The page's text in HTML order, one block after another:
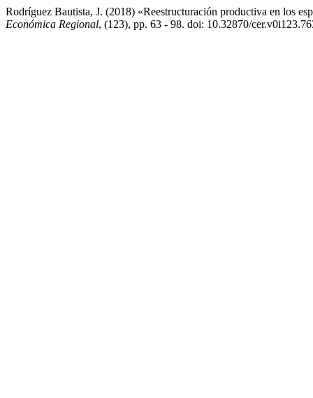
Rodríguez Bautista, J. (2018) «Reestructuración productiva en los
Económica Regional, (123), pp. 63 - 98. doi: 10.32870/